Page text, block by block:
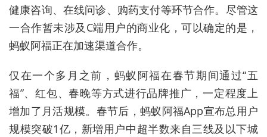
健康咨询、在线问诊、购药支付等环节合作。尽管这
一合作暂未涉及C端用户的商业化，可以确定的是，
蚂蚁阿福正在加速渠道合作。
仅在一个多月之前，蚂蚁阿福在春节期间通过“五
福”、红包、春晚等方式进行品牌推广，一定程度上
增加了月活规模。春节后， 蚂蚁阿福App宣布总用户
规模突破1亿，新增用户中超半数来自三线及以下城